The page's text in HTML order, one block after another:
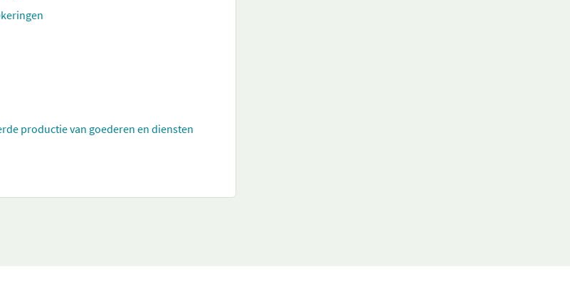
productie van goederen en diensten